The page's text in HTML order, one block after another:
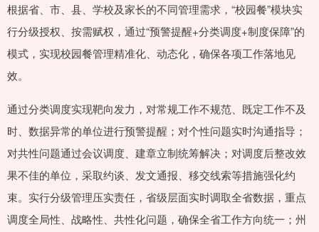
根据省、市、县、学校及家长的不同管理需求，“校园餐”模块实
行分级授权、按需赋权，通过“预警提醒+分类调度+制度保障”的
模式，实现校园餐管理精准化、动态化，确保各项工作落地见
效。
通过分类调度实现靶向发力，对常规工作不规范、既定工作不及
时、数据异常的单位进行预警提醒；对个性问题实时沟通指导；
对共性问题通过会议调度、建章立制统筹解决；对调度后整改效
果不佳的单位，采取约谈、发文通报、移交线索等措施强化约
束。实行分级管理压实责任，省级层面实时调取全省数据，重点
调度全局性、战略性、共性化问题，确保全省工作方向统一；州